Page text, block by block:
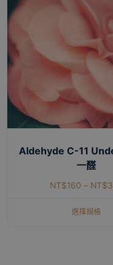
Aldehyde C-11
一醛
NT$160 – NT$
選擇規格